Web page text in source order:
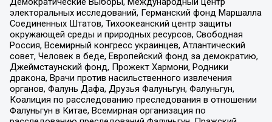
электоральных исследований, Германский фонд Маршалла
Соединенных Штатов, Тихоокеанский центр защиты
окружающей среды и природных ресурсов, Свободная
Россия, Всемирный конгресс украинцев, Атлантический
совет, Человек в беде, Европейский фонд за демократию,
Джеймстаунский фонд, Прожект Хармони, Родники
дракона, Врачи против насильственного извлечения
органов, Фалунь Дафа, Друзья Фалуньгун, Фалуньгун,
Коалиция по расследованию преследования в отношении
Фалуньгун в Китае, Всемирная организация по